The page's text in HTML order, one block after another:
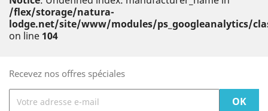
/flex/storage/natura-
lodge.net/site/www/modules/ps_googleanalytics/
on line 104
Recevez nos offres spéciales